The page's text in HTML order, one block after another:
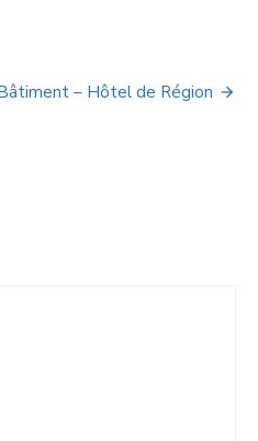
– Hôtel de Région